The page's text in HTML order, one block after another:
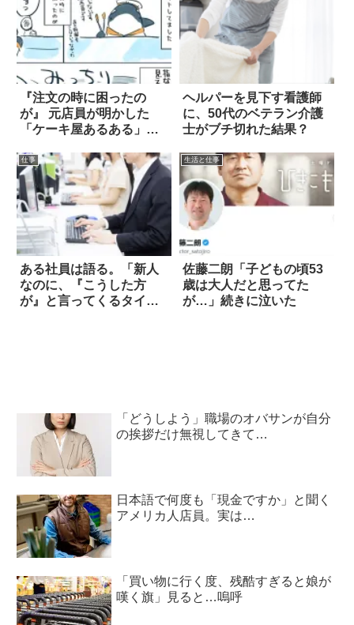
『注文の時に困ったの
が』 元店員が明かした
「ケーキ屋あるある」に
ヘルパーを見下す看護師
に、50代のベテラン介護
士がブチ切れた結果？
仕事
ある社員は語る。「新人
なのに、『こうした方
が』と言ってくるタイプ
生活と仕事
佐藤二朗「子どもの頃53
歳は大人だと思ってた
が…」続きに泣いた
「どうしよう」職場のオバサンが自分
の挨拶だけ無視してきて…
日本語で何度も「現金ですか」と聞く
アメリカ人店員。実は…
「買い物に行く度、残酷すぎると娘が
嘆く旗」見ると…嗚呼